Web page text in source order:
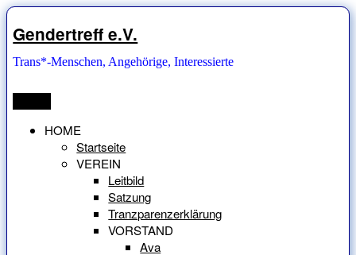
Zum
Inhalt
springen
Gendertreff e.V.
Trans*-Menschen, Angehörige, Interessierte
HOME
Startseite
VEREIN
Leitbild
Satzung
Tranzparenzerklärung
VORSTAND
Ava